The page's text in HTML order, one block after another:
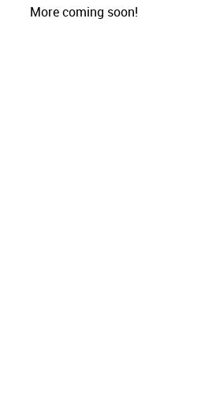
More coming soon!